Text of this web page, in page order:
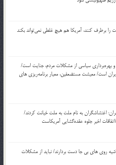
را برطرف کنند، آمریکا هم هیچ غلطی نمی‌تواند بکند
بهره‌برداری سیاسی از مشکلات مردم، جنایت است/
است/ معیشت مستضعفین، معیار برنامه‌ریزی های
اغتشاشگران به نام ملت به ملت خیانت کردند/
اخیر جلوه عقده‌گشایی آمریکاست
روی های بی جا دست بردارند/ نباید از مشکلات